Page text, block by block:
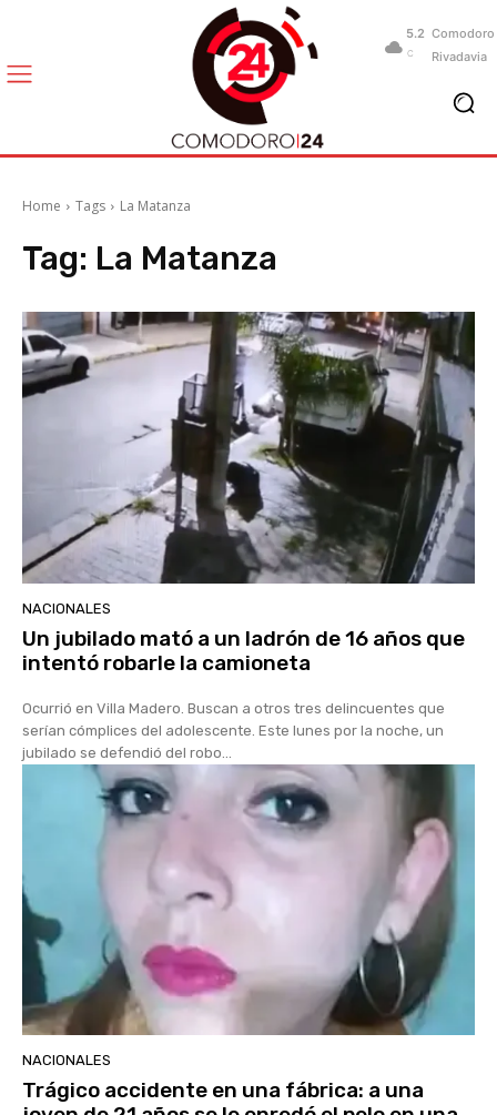
5.2
C
Comodoro
Rivadavia
Home Tags La Matanza
Tag: La Matanza
NACIONALES
Un jubilado mató a un ladrón de 16 años que
intentó robarle la camioneta
Ocurrió en Villa Madero. Buscan a otros tres delincuentes que
serían cómplices del adolescente. Este lunes por la noche, un
jubilado se defendió del robo...
NACIONALES
Trágico accidente en una fábrica: a una